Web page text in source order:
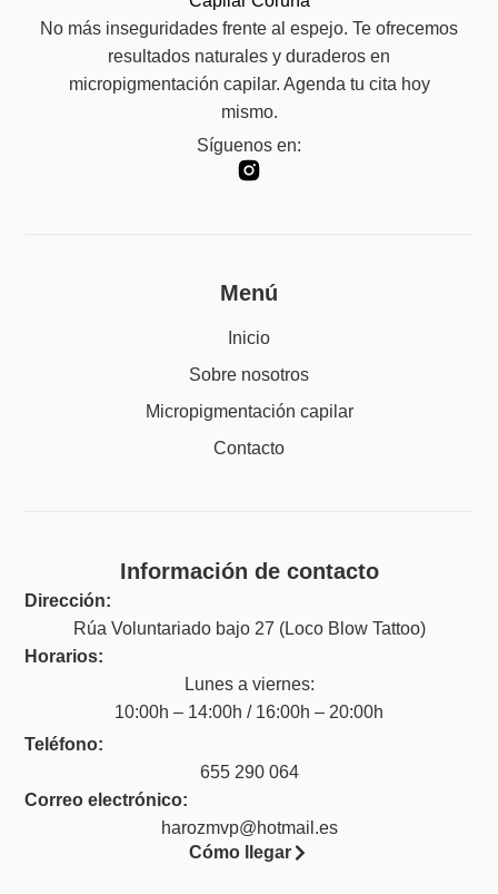
No más inseguridades frente al espejo. Te ofrecemos
resultados naturales y duraderos en
micropigmentación capilar. Agenda tu cita hoy
mismo.
Síguenos en:
Menú
Inicio
Sobre nosotros
Micropigmentación capilar
Contacto
Información de contacto
Dirección:
Rúa Voluntariado bajo 27 (Loco Blow Tattoo)
Horarios:
Lunes a viernes:
10:00h – 14:00h / 16:00h – 20:00h
Teléfono:
655 290 064
Correo electrónico:
harozmvp@hotmail.es
Cómo llegar